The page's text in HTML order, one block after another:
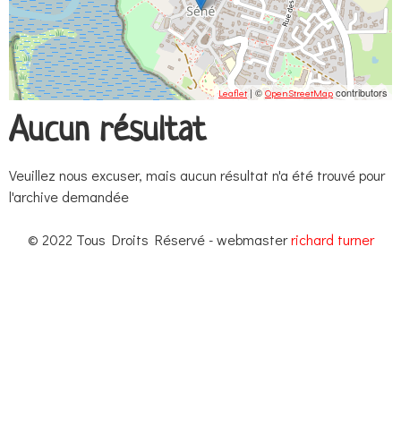
Leaflet | © OpenStreetMap contributors
Aucun résultat
Veuillez nous excuser, mais aucun résultat n'a été trouvé pour
l'archive demandée
© 2022 Tous Droits Réservé - webmasterrichard turner